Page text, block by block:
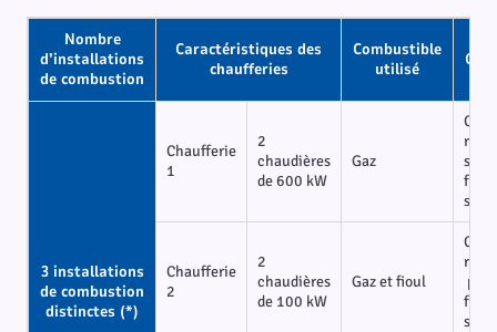
Nombre
d’installations
de combustion
Caractéristiques des
chaufferies
Combustible
utilisé
3 installations
de combustion
distinctes (*)
Chaufferie
1
2
chaudières
de 600 kW
Gaz
sans
Chaufferie
2
2
chaudières
de 100 kW
Gaz et fioul